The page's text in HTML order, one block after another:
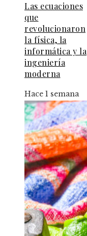
Las ecuaciones
que
revolucionaron
la física, la
informática y la
ingeniería
moderna
Hace 1 semana